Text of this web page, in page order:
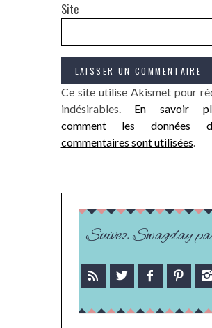
Site
Ce site utilise Akismet pour
indésirables. En savoir
comment les données
commentaires sont utilisées.
Suivez Swagday